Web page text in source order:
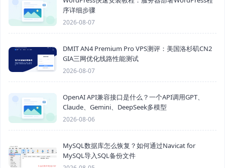
序详细步骤
2026-08-07
DMIT AN4 Premium Pro VPS测评：美国洛杉矶CN2
GIA三网优化线路性能测试
2026-08-07
OpenAI API兼容接口是什么？一个API调用GPT、
Claude、Gemini、DeepSeek多模型
2026-08-06
MySQL数据库怎么恢复？如何通过Navicat for
MySQL导入SQL备份文件